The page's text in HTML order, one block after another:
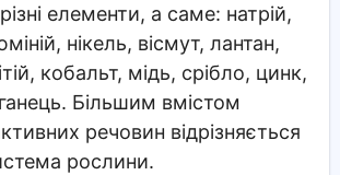
елементи, а саме: натрій,
нікель, вісмут, лантан,
кобальт, мідь, срібло, цинк,
Більшим вмістом
речовин відрізняється
рослини.